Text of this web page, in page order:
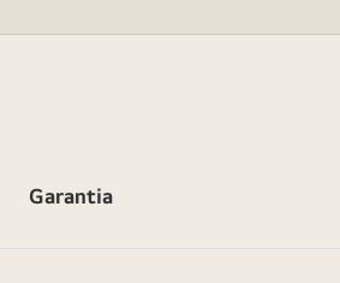
Garantia